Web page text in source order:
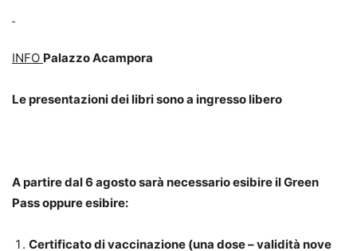
INFO Palazzo Acampora
Le presentazioni dei libri sono a ingresso libero
A partire dal 6 agosto sarà necessario esibire il Green
Pass oppure esibire:
Certificato di vaccinazione (una dose – validità nove